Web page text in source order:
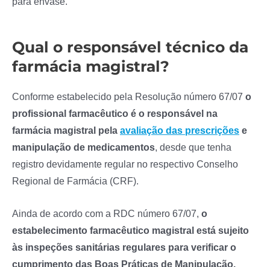
Qual o responsável técnico da
farmácia magistral?
Conforme estabelecido pela Resolução número 67/07 o
profissional farmacêutico é o responsável na
farmácia magistral pela avaliação das prescrições e
manipulação de medicamentos, desde que tenha
registro devidamente regular no respectivo Conselho
Regional de Farmácia (CRF).
Ainda de acordo com a RDC número 67/07, o
estabelecimento farmacêutico magistral está sujeito
às inspeções sanitárias regulares para verificar o
cumprimento das Boas Práticas de Manipulação.